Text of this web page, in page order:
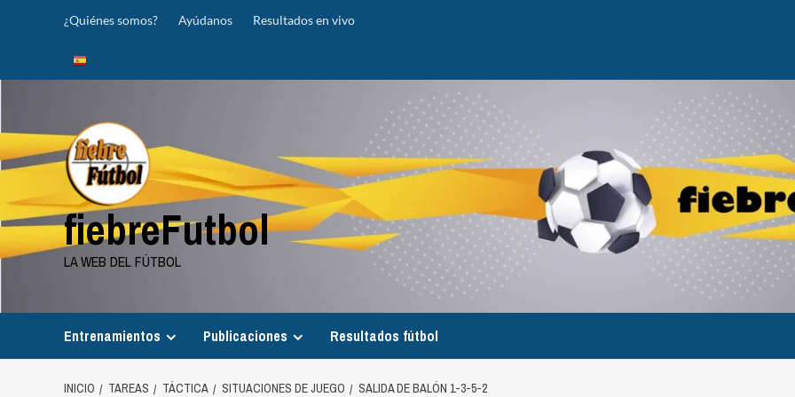
¿Quiénes somos? Ayúdanos Resultados en vivo
fiebreFutbol
LA WEB DEL FÚTBOL
Entrenamientos Publicaciones Resultados fútbol
INICIO TAREAS TÁCTICA SITUACIONES DE JUEGO SALIDA DE BALÓN 1-3-5-2